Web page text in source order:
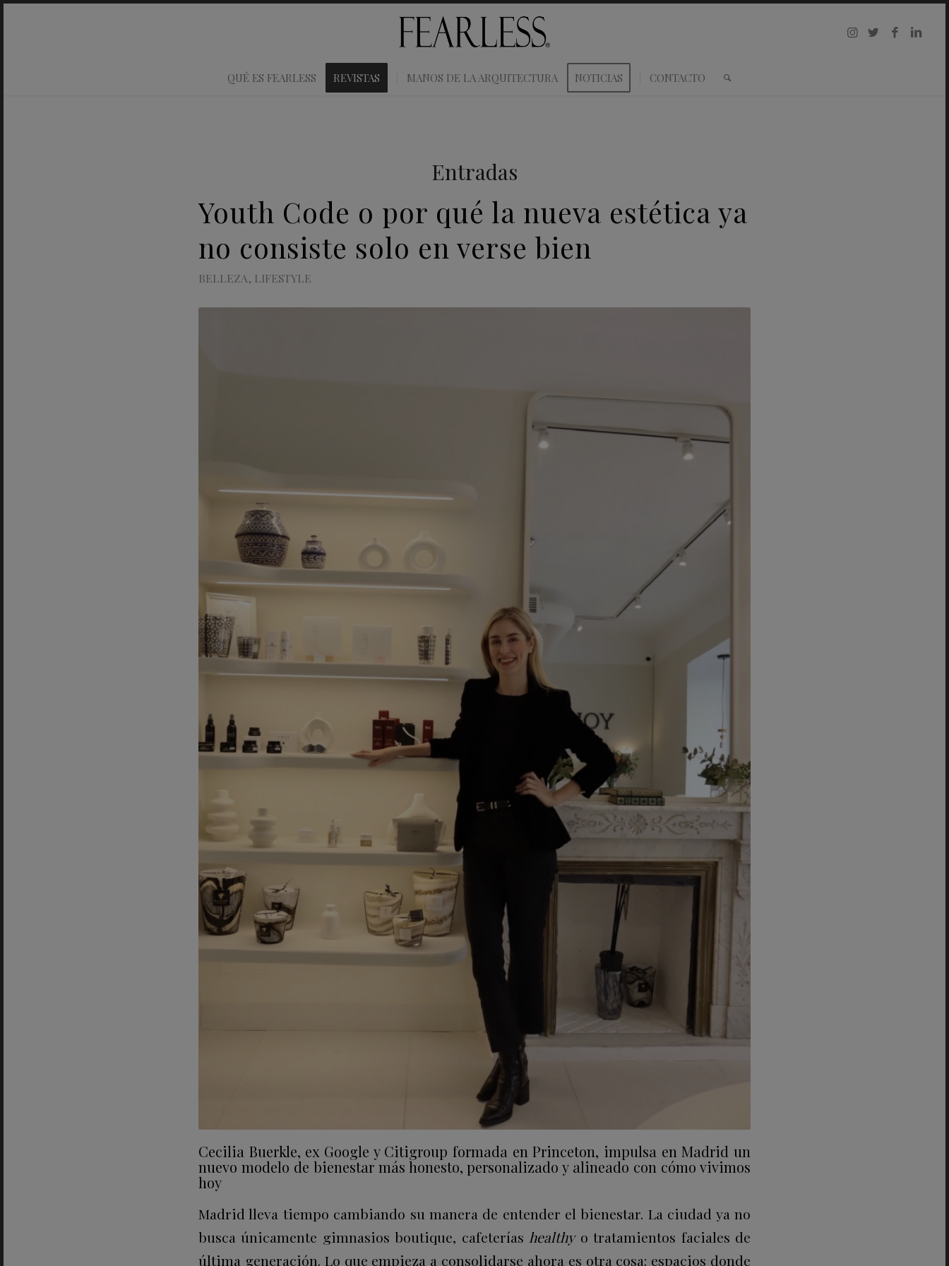
QUÉ ES FEARLESS REVISTAS MANOS DE LA ARQUITECTURA NOTICIAS CONTACTO
Entradas
Youth Code o por qué la nueva estética ya
no consiste solo en verse bien
BELLEZA, LIFESTYLE
Cecilia Buerkle, ex Google y Citigroup formada en Princeton, impulsa en Madrid un
nuevo modelo de bienestar más honesto, personalizado y alineado con cómo vivimos
hoy
Madrid lleva tiempo cambiando su manera de entender el bienestar. La ciudad ya no
busca únicamente gimnasios boutique, cafeterías healthyo tratamientos faciales de
última generación. Lo que empieza a consolidarse ahora es otra cosa: espacios donde